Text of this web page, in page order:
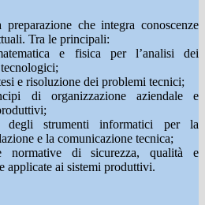
che integra conoscenze
Tra le principali:
e fisica per l’analisi dei
e risoluzione dei problemi tecnici;
di organizzazione aziendale e
degli strumenti informatici per la
e la comunicazione tecnica;
normative di sicurezza, qualità e
applicate ai sistemi produttivi.